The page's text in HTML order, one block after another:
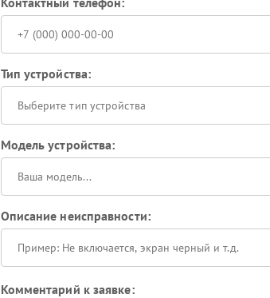
Тип устройства:
Выберите тип устройства
Модель устройства:
Описание неисправности:
Комментарий к заявке: